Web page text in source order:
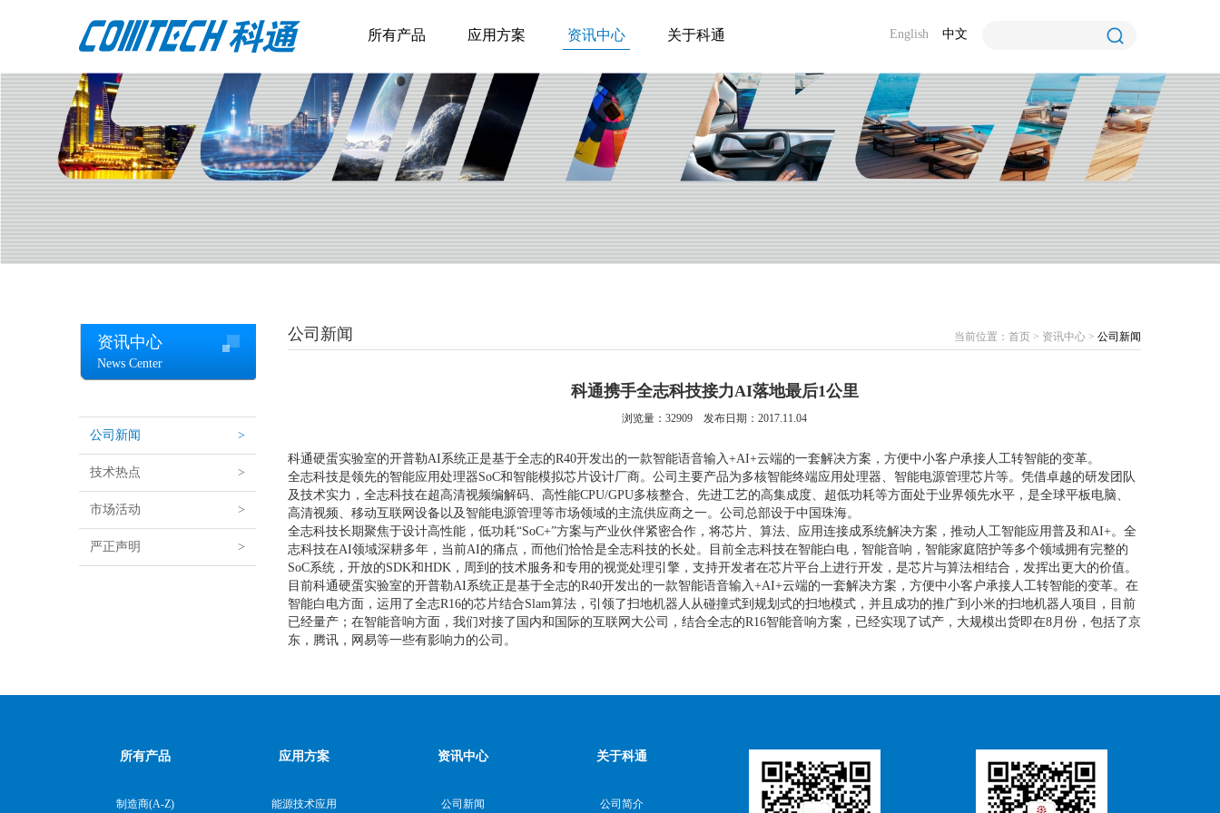
所有产品 应用方案 资讯中心 关于科通 English 中文
资讯中心
News Center
公司新闻 >
技术热点 >
市场活动 >
严正声明 >
公司新闻 当前位置： 首页 > 资讯中心 > 公司新闻
科通携手全志科技接力AI落地最后1公里
浏览量： 32909 发布日期：2017.11.04
科通硬蛋实验室的开普勒AI系统正是基于全志的R40开发出的一款智能语音输入+AI+云端的一套解决方案，方便中小客户承接人工转智能的变革。
全志科技是领先的智能应用处理器SoC和智能模拟芯片设计厂商。公司主要产品为多核智能终端应用处理器、智能电源管理芯片等。凭借卓越的研发团队
及技术实力，全志科技在超高清视频编解码、高性能CPU/GPU多核整合、先进工艺的高集成度、超低功耗等方面处于业界领先水平，是全球平板电脑、
高清视频、移动互联网设备以及智能电源管理等市场领域的主流供应商之一。公司总部设于中国珠海。
全志科技长期聚焦于设计高性能，低功耗“SoC+”方案与产业伙伴紧密合作，将芯片、算法、应用连接成系统解决方案，推动人工智能应用普及和AI+。全
志科技在AI领域深耕多年，当前AI的痛点，而他们恰恰是全志科技的长处。目前全志科技在智能白电，智能音响，智能家庭陪护等多个领域拥有完整的
SoC系统，开放的SDK和HDK，周到的技术服务和专用的视觉处理引擎，支持开发者在芯片平台上进行开发，是芯片与算法相结合，发挥出更大的价值。
目前科通硬蛋实验室的开普勒AI系统正是基于全志的R40开发出的一款智能语音输入+AI+云端的一套解决方案，方便中小客户承接人工转智能的变革。在
智能白电方面，运用了全志R16的芯片结合Slam算法，引领了扫地机器人从碰撞式到规划式的扫地模式，并且成功的推广到小米的扫地机器人项目，目前
已经量产；在智能音响方面，我们对接了国内和国际的互联网大公司，结合全志的R16智能音响方案，已经实现了试产，大规模出货即在8月份，包括了京
东，腾讯，网易等一些有影响力的公司。
所有产品
制造商(A-Z)
应用方案
能源技术应用
资讯中心
公司新闻
关于科通
公司简介